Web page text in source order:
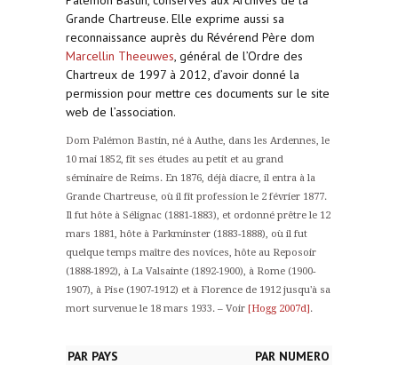
Grande Chartreuse. Elle exprime aussi sa
reconnaissance auprès du Révérend Père dom
Marcellin Theeuwes, général de l’Ordre des
Chartreux de 1997 à 2012, d’avoir donné la
permission pour mettre ces documents sur le site
web de l’association.
Dom Palémon Bastin, né à Authe, dans les Ardennes, le
10 mai 1852, fit ses études au petit et au grand
séminaire de Reims. En 1876, déjà diacre, il entra à la
Grande Chartreuse, où il fit profession le 2 février 1877.
Il fut hôte à Sélignac (1881-1883), et ordonné prêtre le 12
mars 1881, hôte à Parkminster (1883-1888), où il fut
quelque temps maître des novices, hôte au Reposoir
(1888-1892), à La Valsainte (1892-1900), à Rome (1900-
1907), à Pise (1907-1912) et à Florence de 1912 jusqu'à sa
mort survenue le 18 mars 1933. – Voir [Hogg 2007d].
PAR PAYS
PAR NUMERO